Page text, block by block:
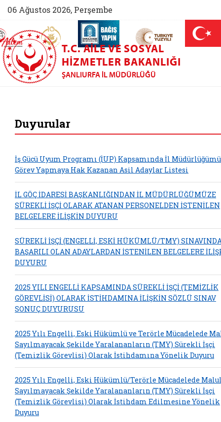
06 Ağustos 2026, Perşembe
(yeni sekmede açılır)
AİLEM İletişim Merkezi (yeni sekmede açılır)
Aile ve Nüfus On Yılı (yeni sekmede açılır)
Darülaceze bağış sayfası (yeni
T.C. AILE VE SOSYAL
HIZMETLER BAKANLIĞI
ŞANLIURFA İL MÜDÜRLÜĞÜ
Duyurular
İş Gücü Uyum Programı (İUP) Kapsamında İl
Görev Yapmaya Hak Kazanan Asil Adaylar Listesi
İL GÖÇ İDARESİ BAŞKANLIĞINDAN İL MÜDÜRLÜĞÜMÜZE
SÜREKLİ İŞÇİ OLARAK ATANAN PERSONELDEN İSTENİLEN
BELGELERE İLİŞKİN DUYURU
SÜREKLİ İŞÇİ (ENGELLİ, ESKİ HÜKÜMLÜ/TMY)
BAŞARILI OLAN ADAYLARDAN İSTENİLEN BELGELERE
DUYURU
2025 YILI ENGELLİ KAPSAMINDA SÜREKLİ İŞÇİ (TEMİZLİK
GÖREVLİSİ) OLARAK İSTİHDAMINA İLİŞKİN SÖZLÜ SINAV
SONUÇ DUYURUSU
2025 Yılı Engelli, Eski Hükümlü ve Terörle Mücadelede
Sayılmayacak Şekilde Yaralananların (TMY) Sürekli İşçi
(Temizlik Görevlisi) Olarak İstihdamına Yönelik Duyuru
2025 Yılı Engelli, Eski Hükümlü/Terörle Mücadelede
Sayılmayacak Şekilde Yaralananların (TMY) Sürekli İşçi
(Temizlik Görevlisi) Olarak İstihdam Edilmesine Yönelik
Duyuru